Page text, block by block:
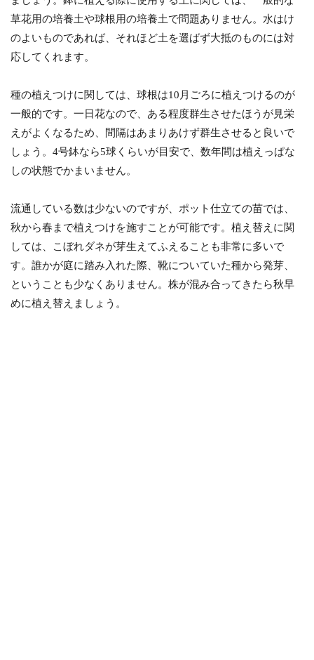
草花用の培養土や球根用の培養土で問題ありません。水はけ
のよいものであれば、それほど土を選ばず大抵のものには対
応してくれます。
種の植えつけに関しては、球根は10月ごろに植えつけるのが
一般的です。一日花なので、ある程度群生させたほうが見栄
えがよくなるため、間隔はあまりあけず群生させると良いで
しょう。4号鉢なら5球くらいが目安で、数年間は植えっぱな
しの状態でかまいません。
流通している数は少ないのですが、ポット仕立ての苗では、
秋から春まで植えつけを施すことが可能です。植え替えに関
しては、こぼれダネが芽生えてふえることも非常に多いで
す。誰かが庭に踏み入れた際、靴についていた種から発芽、
ということも少なくありません。株が混み合ってきたら秋早
めに植え替えましょう。